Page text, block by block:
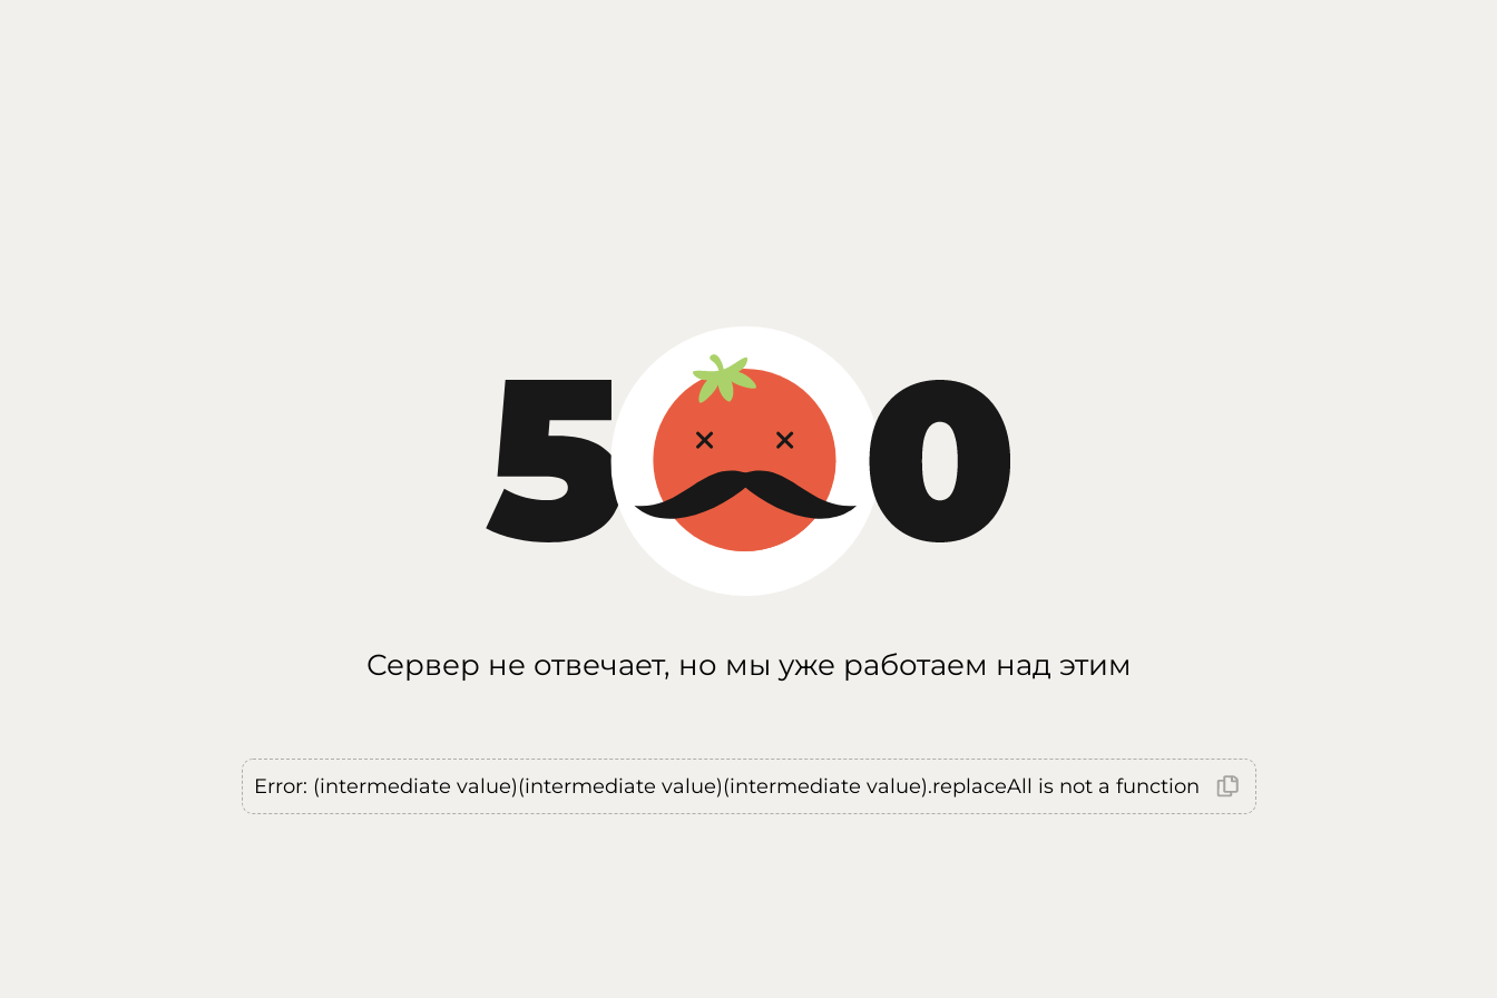
Сервер не отвечает, но мы уже работаем над этим
Error: (intermediate value)(intermediate value)(intermediate value).replaceAll is not a function